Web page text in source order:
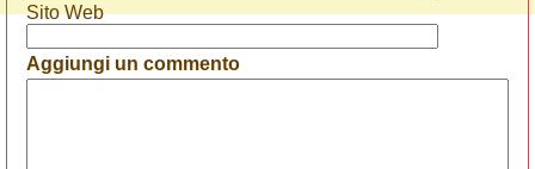
Sito Web
Aggiungi un commento